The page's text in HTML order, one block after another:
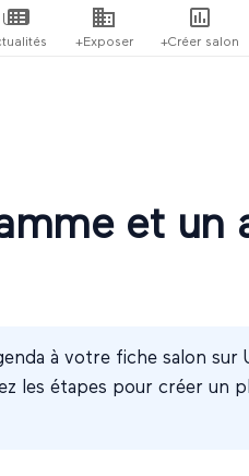
+Exposer +Créer salon
et un
à votre fiche salon sur
les étapes pour créer un